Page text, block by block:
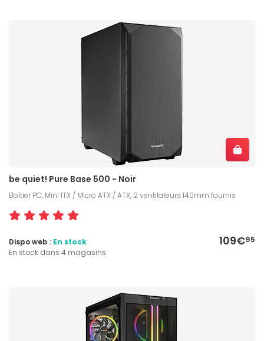
be quiet! Pure Base 500 - Noir
Boîtier PC, Mini ITX / Micro ATX / ATX, 2 ventilateurs 140mm fournis
109€95
Dispo web : En stock
En stock dans 4 magasins